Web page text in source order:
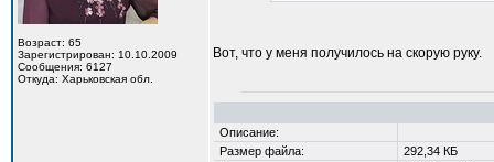
Возраст: 65
Зарегистрирован: 10.10.2009
Сообщения: 6127
Откуда: Харьковская обл.
Вот, что у меня получилось на скорую руку.
Описание:
Размер файла:
292,34 КБ